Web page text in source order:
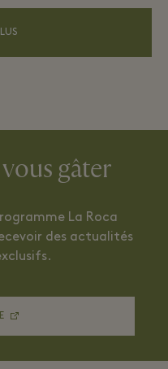
gâter
La Roca
des actualités